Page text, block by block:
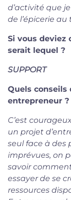
d’activité que
de l’épicerie
Si vous deviez
serait lequel ?
SUPPORT
Quels conseils
entrepreneur ?
C’est
un projet
seul face à des
imprévues, on
savoir
essayer de se
ressources